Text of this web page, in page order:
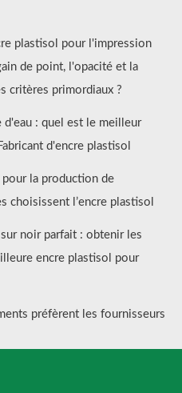
plastisol pour l'impression
de point, l'opacité et la
critères primordiaux ?
d'eau : quel est le meilleur
d'encre plastisol
la production de
choisissent l’encre plastisol
noir parfait : obtenir les
encre plastisol pour
préfèrent les fournisseurs